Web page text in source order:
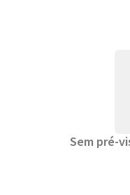
Sem pré-